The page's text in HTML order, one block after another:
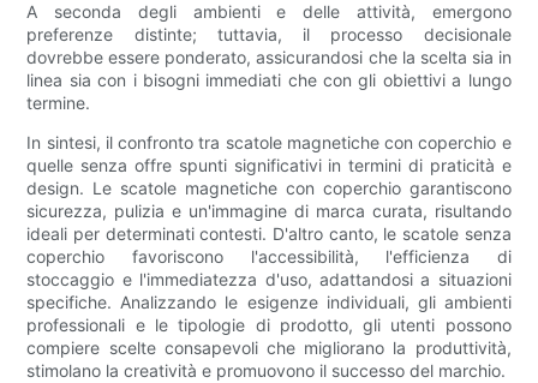
A seconda degli ambienti e delle attività, emergono
preferenze distinte; tuttavia, il processo decisionale
dovrebbe essere ponderato, assicurandosi che la scelta sia in
linea sia con i bisogni immediati che con gli obiettivi a lungo
termine.
In sintesi, il confronto tra scatole magnetiche con coperchio e
quelle senza offre spunti significativi in ​​termini di praticità e
design. Le scatole magnetiche con coperchio garantiscono
sicurezza, pulizia e un'immagine di marca curata, risultando
ideali per determinati contesti. D'altro canto, le scatole senza
coperchio favoriscono l'accessibilità, l'efficienza di
stoccaggio e l'immediatezza d'uso, adattandosi a situazioni
specifiche. Analizzando le esigenze individuali, gli ambienti
professionali e le tipologie di prodotto, gli utenti possono
compiere scelte consapevoli che migliorano la produttività,
stimolano la creatività e promuovono il successo del marchio.